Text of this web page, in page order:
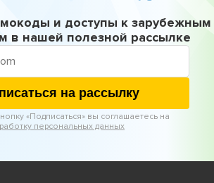
и доступы к зарубежным
в нашей полезной рассылке
на рассылку
«Подписаться» вы соглашаетесь на
персональных данных